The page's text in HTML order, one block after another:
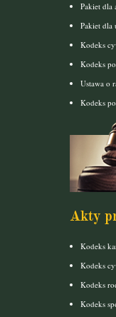
Pakiet dla
Pakiet dla
Kodeks
Kodeks
Ustawa o
Kodeks
Akty
Kodeks
Kodeks
Kodeks
Kodeks